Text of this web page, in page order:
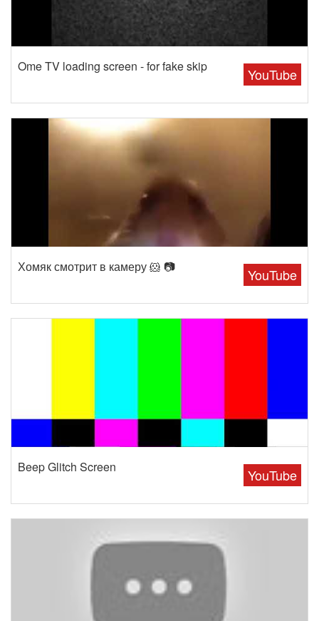
YouTube
Ome TV loading screen - for fake skip
YouTube
Хомяк смотрит в камеру 🐹 📷
YouTube
Beep Glitch Screen